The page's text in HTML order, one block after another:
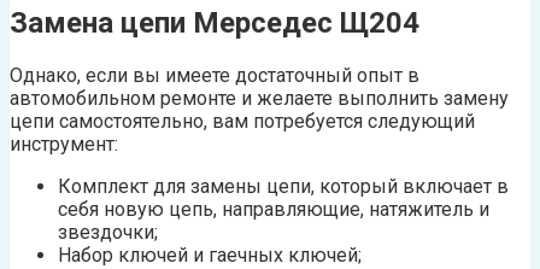
Замена цепи Мерседес Щ204
Однако, если вы имеете достаточный опыт в
автомобильном ремонте и желаете выполнить замену
цепи самостоятельно, вам потребуется следующий
инструмент:
Комплект для замены цепи, который включает в
себя новую цепь, направляющие, натяжитель и
звездочки;
Набор ключей и гаечных ключей;